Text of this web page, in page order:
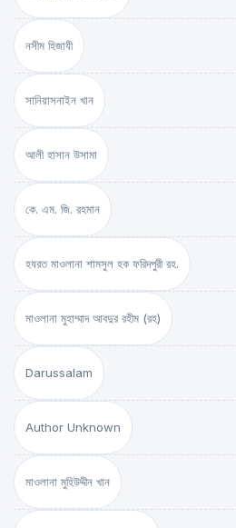
নসীম হিজাযী
সানিয়াসনাইন খান
আলী হাসান উসামা
কে. এম. জি. রহমান
হযরত মাওলানা শামসুল হক ফরিদপুরী রহ.
মাওলানা মুহাম্মাদ আবদুর রহীম (রহ)
Darussalam
Author Unknown
মাওলানা মুহিউদ্দীন খান